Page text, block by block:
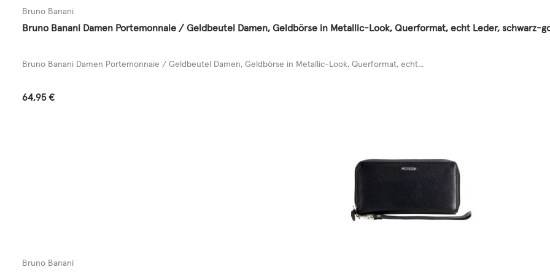
Bruno Banani
Bruno Banani Damen Portemonnaie / Geldbeutel Damen, Geldbörse in Metallic-Look, Querformat, echt Leder, schwarz-
Bruno Banani Damen Portemonnaie / Geldbeutel Damen, Geldbörse in Metallic-Look, Querformat, echt...
Regulärer Preis:
64,95 €
Bruno Banani